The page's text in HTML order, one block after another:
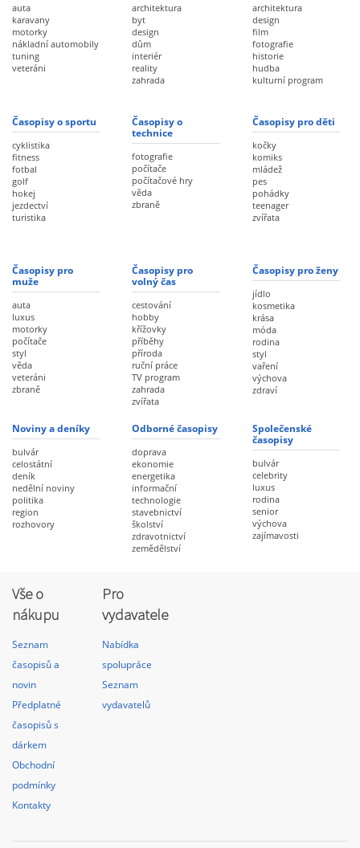
auta
karavany
motorky
nákladní automobily
tuning
veteráni
architektura
byt
design
dům
interiér
reality
zahrada
architektura
design
film
fotografie
historie
hudba
kulturní program
Časopisy o sportu
cyklistika
fitness
fotbal
golf
hokej
jezdectví
turistika
Časopisy o
technice
fotografie
počítače
počítačové hry
věda
zbraně
Časopisy pro děti
kočky
komiks
mládež
pes
pohádky
teenager
zvířata
Časopisy pro
muže
auta
luxus
motorky
počítače
styl
věda
veteráni
zbraně
Časopisy pro
volný čas
cestování
hobby
křížovky
příběhy
příroda
ruční práce
TV program
zahrada
zvířata
Časopisy pro ženy
jídlo
kosmetika
krása
móda
rodina
styl
vaření
výchova
zdraví
Noviny a deníky
bulvár
celostátní
deník
nedělní noviny
politika
region
rozhovory
Odborné časopisy
doprava
ekonomie
energetika
informační
technologie
stavebnictví
školství
zdravotnictví
zemědělství
Společenské
časopisy
bulvár
celebrity
luxus
rodina
senior
výchova
zajímavosti
Vše o
nákupu
Seznam
časopisů a
novin
Předplatné
časopisů s
dárkem
Obchodní
podmínky
Kontakty
Pro
vydavatele
Nabídka
spolupráce
Seznam
vydavatelů